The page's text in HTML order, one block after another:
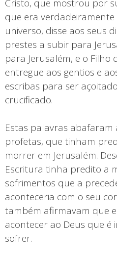
Cristo, que mostrou por
que era
universo, disse aos seus
prestes a subir para
para Jerusalém, e o Filho
entregue aos gentios e
escribas para ser
crucificado.
Estas palavras abafaram
profetas, que tinham
morrer em Jerusalém.
Escritura tinha predito a
sofrimentos que a
aconteceria com o seu
também afirmavam que
acontecer ao Deus que é
sofrer.